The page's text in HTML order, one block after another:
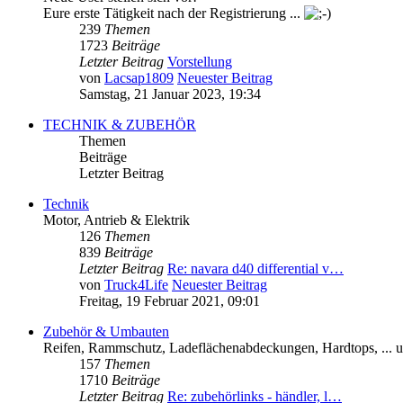
Eure erste Tätigkeit nach der Registrierung ...
239 Themen
1723 Beiträge
Letzter Beitrag Vorstellung
von Lacsap1809 Neuester Beitrag
Samstag, 21 Januar 2023, 19:34
TECHNIK & ZUBEHÖR
Themen
Beiträge
Letzter Beitrag
Technik
Motor, Antrieb & Elektrik
126 Themen
839 Beiträge
Letzter Beitrag Re: navara d40 differential v…
von Truck4Life Neuester Beitrag
Freitag, 19 Februar 2021, 09:01
Zubehör & Umbauten
Reifen, Rammschutz, Ladeflächenabdeckungen, Hardtops, ...
157 Themen
1710 Beiträge
Letzter Beitrag Re: zubehörlinks - händler, l…